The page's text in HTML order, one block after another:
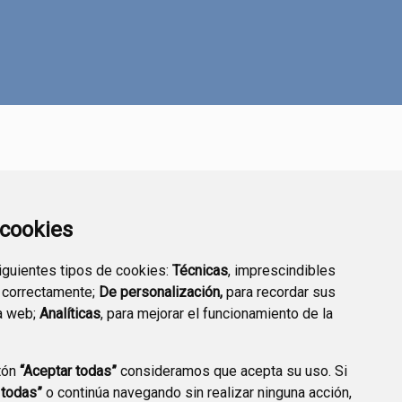
tipos de cookies: Técnicas, imprescindibles
De personalización, para recordar sus
web; Analíticas, para mejorar el funcionamiento de la
“Aceptar todas” consideramos que acepta su uso. Si
o continúa navegando sin realizar ninguna acción,
ELECTRÓNICA TRANSPARENCIA